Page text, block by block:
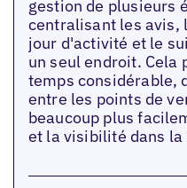
gestion de plusieurs
centralisant les avis,
jour d'activité et le
un seul endroit. Cela
temps considérable,
entre les points de
beaucoup plus
et la visibilité dans